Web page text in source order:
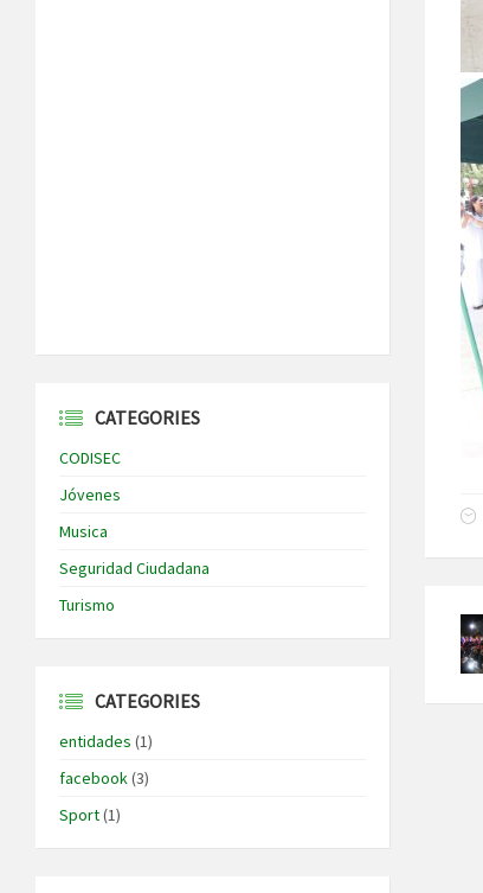
CATEGORIES
CODISEC
Jóvenes
Musica
Seguridad Ciudadana
Turismo
CATEGORIES
entidades (1)
facebook(3)
Sport(1)